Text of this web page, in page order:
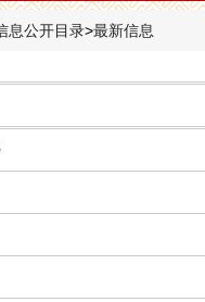
息公开目录>最新信息